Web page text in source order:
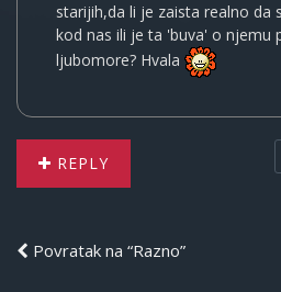
starijih,da li je zaista realno da
kod nas ili je ta 'buva' o njemu
ljubomore? Hvala
REPLY
Povratak na “Razno”